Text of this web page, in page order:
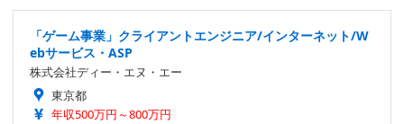
「ゲーム事業」クライアントエンジニア/インターネット/W
ebサービス・ASP
株式会社ディー・エヌ・エー
東京都
年収500万円～800万円